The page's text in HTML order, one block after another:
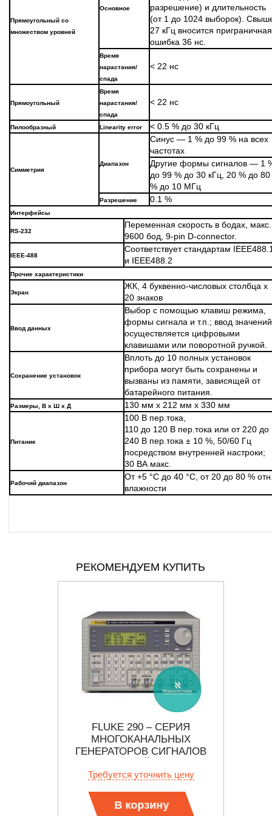
Прямоугольный со
множеством уровней
Основное
разрешение) и длительность
(от 1 до 1024 выборок).
27 кГц вносится приграничная
ошибка 36 нс.
Время
нарастания/
спада
< 22 нс
Прямоугольный
Время
нарастания/
спада
< 22 нс
Пилообразный Linearity error < 0.5 % до 30 кГц
Симметрия
Диапазон
Синус — 1 % до 99 % на всех
частотах
Другие формы сигналов — 1
до 99 % до 30 кГц, 20 % до 80
% до 10 МГц
Разрешение 0.1 %
Интерфейсы
RS-232
Переменная скорость в бодах, макс.
9600 бод, 9-pin D-connector.
IEEE-488
Соответствует стандартам
и IEEE488.2
Прочие характеристики
Экран
ЖК, 4 буквенно-числовых столбца х
20 знаков
Ввод данных
Выбор с помощью клавиш режима,
формы сигнала и т.п.; ввод значений
осуществляется цифровыми
клавишами или поворотной ручкой.
Сохранение установок
Вплоть до 10 полных установок
прибора могут быть сохранены и
вызваны из памяти, зависящей от
батарейного питания.
Размеры, В х Ш х Д 130 мм х 212 мм х 330 мм
Питание
100 В пер.тока,
110 до 120 В пер.тока или от 220 до
240 В пер.тока ± 10 %, 50/60 Гц
посредством внутренней настроки;
30 ВА макс.
Рабочий диапазон
От +5 °C до 40 °C, от 20 до 80 %
влажности
РЕКОМЕНДУЕМ КУПИТЬ
FLUKE 290 – СЕРИЯ
МНОГОКАНАЛЬНЫХ
ГЕНЕРАТОРОВ СИГНАЛОВ
МВЫБ/С)
Требуется уточнить цену
В корзину